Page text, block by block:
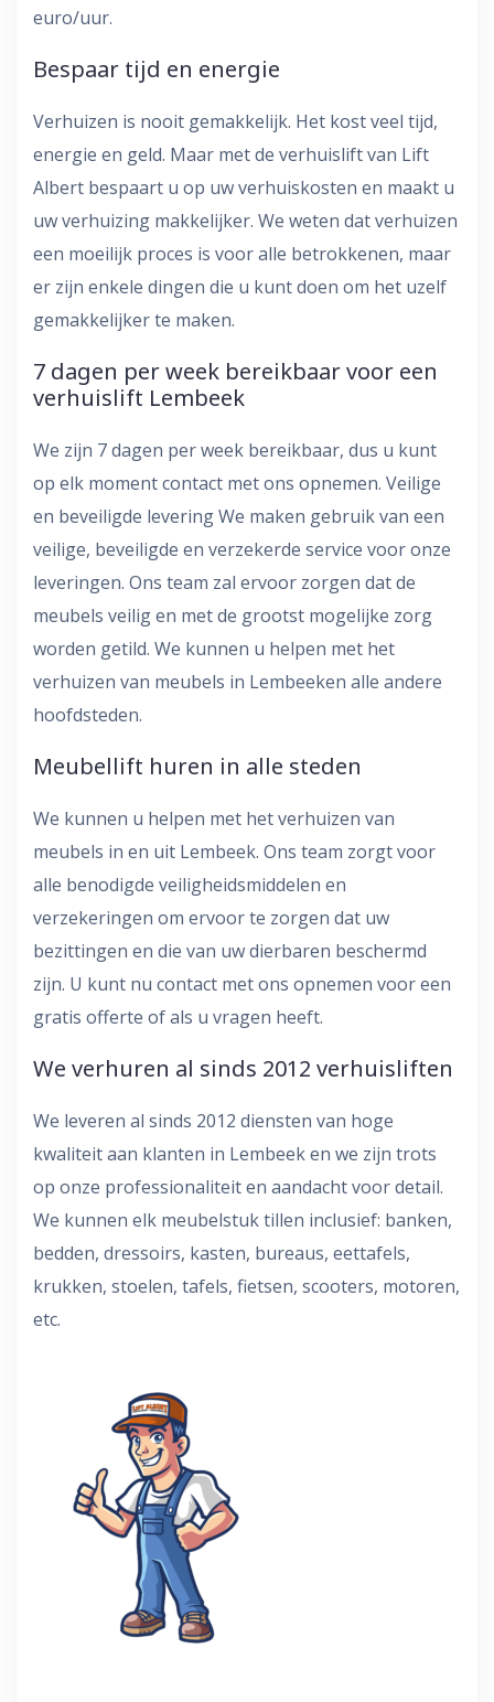
euro/uur.
Bespaar tijd en energie
Verhuizen is nooit gemakkelijk. Het kost veel tijd,
energie en geld. Maar met de verhuislift van Lift
Albert bespaart u op uw verhuiskosten en maakt u
uw verhuizing makkelijker. We weten dat verhuizen
een moeilijk proces is voor alle betrokkenen, maar
er zijn enkele dingen die u kunt doen om het uzelf
gemakkelijker te maken.
7 dagen per week bereikbaar voor een
verhuislift Lembeek
We zijn 7 dagen per week bereikbaar, dus u kunt
op elk moment contact met ons opnemen. Veilige
en beveiligde levering We maken gebruik van een
veilige, beveiligde en verzekerde service voor onze
leveringen. Ons team zal ervoor zorgen dat de
meubels veilig en met de grootst mogelijke zorg
worden getild. We kunnen u helpen met het
verhuizen van meubels in Lembeeken alle andere
hoofdsteden.
Meubellift huren in alle steden
We kunnen u helpen met het verhuizen van
meubels in en uit Lembeek. Ons team zorgt voor
alle benodigde veiligheidsmiddelen en
verzekeringen om ervoor te zorgen dat uw
bezittingen en die van uw dierbaren beschermd
zijn. U kunt nu contact met ons opnemen voor een
gratis offerte of als u vragen heeft.
We verhuren al sinds 2012 verhuisliften
We leveren al sinds 2012 diensten van hoge
kwaliteit aan klanten in Lembeek en we zijn trots
op onze professionaliteit en aandacht voor detail.
We kunnen elk meubelstuk tillen inclusief: banken,
bedden, dressoirs, kasten, bureaus, eettafels,
krukken, stoelen, tafels, fietsen, scooters, motoren,
etc.